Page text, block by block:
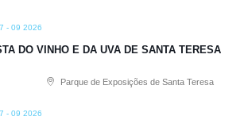
- 09 2026
DO VINHO E DA UVA DE SANTA TERESA
Parque de Exposições de Santa Teresa
- 09 2026